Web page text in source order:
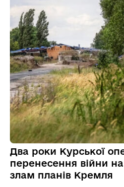
Два роки Курської
перенесення війни
злам планів Кремля